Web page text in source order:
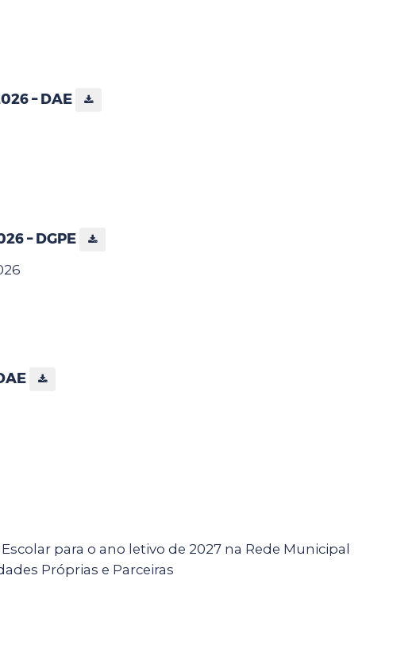
– DAE
– DGPE
para o ano letivo de 2027 na Rede Municipal
Próprias e Parceiras